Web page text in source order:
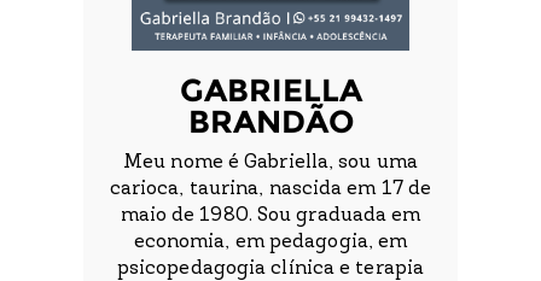
GABRIELLA
BRANDÃO
Meu nome é Gabriella, sou uma
carioca, taurina, nascida em 17 de
maio de 1980. Sou graduada em
economia, em pedagogia, em
psicopedagogia clínica e terapia